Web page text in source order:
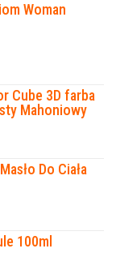
Woman
Cube 3D farba
Mahoniowy
Do Ciała
100ml